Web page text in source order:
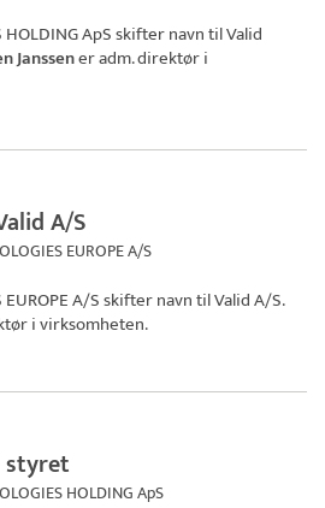
HOLDING ApS skifter navn tilValid
Janssener adm. direktør i
A/S
EUROPE A/S
EUROPE A/S skifter navn tilValid A/S.
i virksomheten.
styret
HOLDING ApS